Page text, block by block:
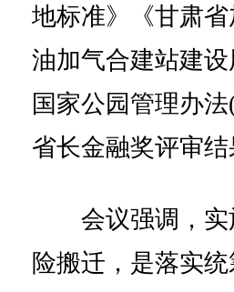
地标准》《甘肃
油加气合建站建
国家公园管理办
省长金融奖评审结
会议强调，实
险搬迁，是落实